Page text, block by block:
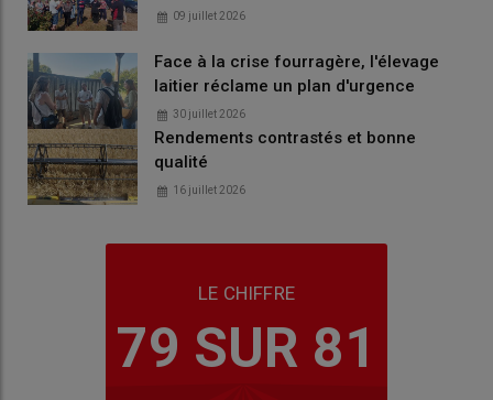
09 juillet 2026
Face à la crise fourragère, l'élevage
laitier réclame un plan d'urgence
30 juillet 2026
Rendements contrastés et bonne
qualité
16 juillet 2026
LE CHIFFRE
79 SUR 81